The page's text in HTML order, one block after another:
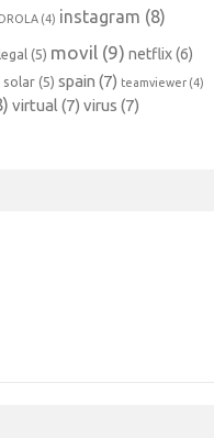
(4) instagram (8)
legal (5) movil (9) netflix(6)
solar (5) spain (7) teamviewer (4)
virtual (7) virus (7)